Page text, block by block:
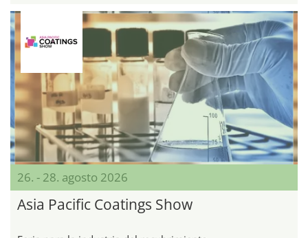
26. - 28. agosto 2026
Asia Pacific Coatings Show